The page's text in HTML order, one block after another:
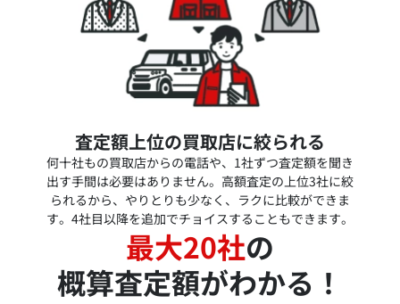
査定額上位の買取店に絞られる
何十社もの買取店からの電話や、1社ずつ査定額を聞き
出す手間は必要はありません。高額査定の上位3社に絞
られるから、やりとりも少なく、ラクに比較ができま
す。4社目以降を追加でチョイスすることもできます。
最大20社の
概算査定額がわかる！